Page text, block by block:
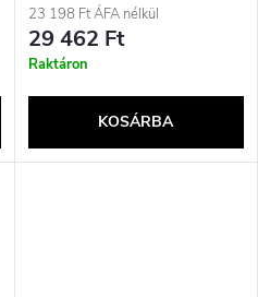
23 198 Ft ÁFA nélkül
29 462 Ft
Raktáron
KOSÁRBA